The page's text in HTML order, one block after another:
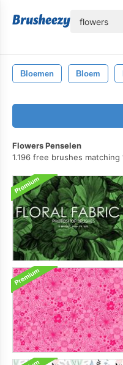
Bloemen Bloem
Flowers Penselen
1.196 free brushes matching